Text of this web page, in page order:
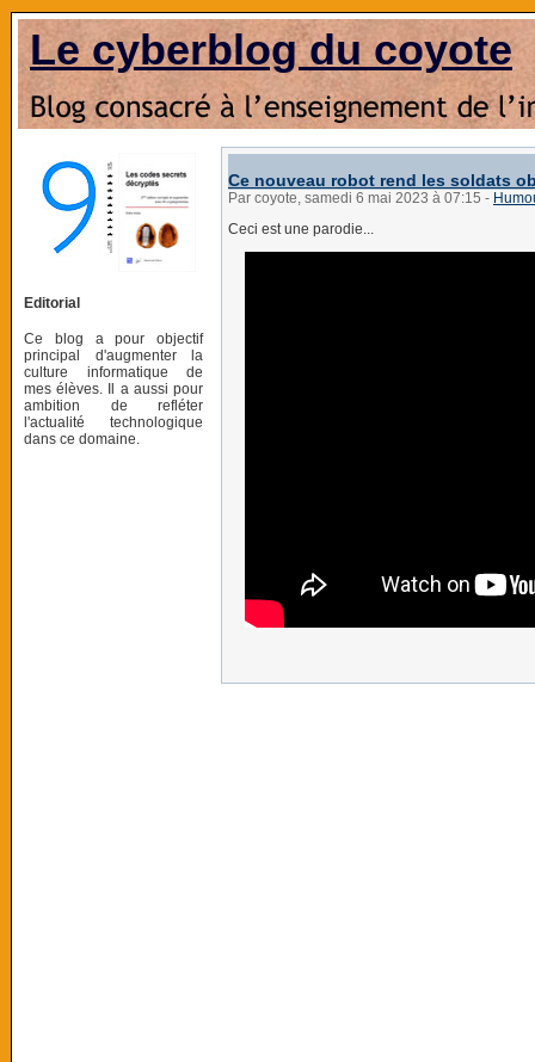
Le cyberblog du coyote
Editorial
Ce blog a pour objectif
principal d'augmenter la
culture informatique de
mes élèves. Il a aussi pour
ambition de refléter
l'actualité technologique
dans ce domaine.
Ce nouveau robot rend les soldats
Par coyote, samedi 6 mai 2023 à 07:15 -
Ceci est une parodie...